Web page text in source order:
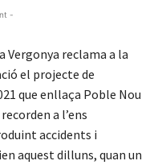
-
Vergonya reclama a la
el projecte de
que enllaça Poble Nou
a l’ens
accidents i
aquest dilluns, quan un